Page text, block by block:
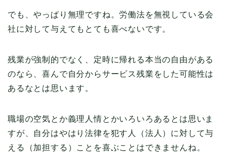
でも、やっぱり無理ですね。労働法を無視している会
社に対して与えてもとても喜べないです。
残業が強制的でなく、定時に帰れる本当の自由がある
のなら、喜んで自分からサービス残業をした可能性は
あるなとは思います。
職場の空気とか義理人情とかいろいろあるとは思いま
すが、自分はやはり法律を犯す人（法人）に対して与
える（加担する）ことを喜ぶことはできませんね。